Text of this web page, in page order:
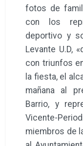
fotos de
con los
deportivo y
Levante U.D,
con triunfos
la fiesta, el
mañana al
Barrio, y
Vicente-
miembros de